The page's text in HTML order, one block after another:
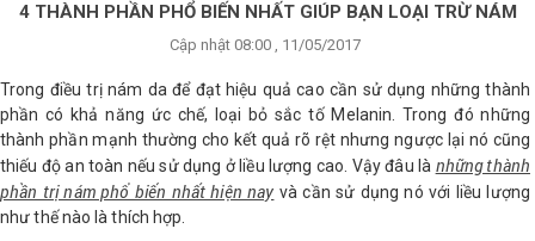
4 THÀNH PHẦN PHỔ BIẾN NHẤT GIÚP BẠN LOẠI TRỪ NÁM
Cập nhật 08:00 , 11/05/2017
Trong điều trị nám da để đạt hiệu quả cao cần sử dụng những thành
phần có khả năng ức chế, loại bỏ sắc tố Melanin. Trong đó những
thành phần mạnh thường cho kết quả rõ rệt nhưng ngược lại nó cũng
thiếu độ an toàn nếu sử dụng ở liều lượng cao. Vậy đâu là những thành
phần trị nám phổ biến nhất hiện nay và cần sử dụng nó với liều lượng
như thế nào là thích hợp.